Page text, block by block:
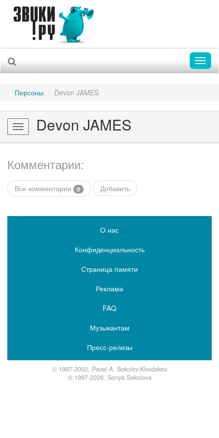
Персоны Devon JAMES
Toggle
navigation
Devon JAMES
Комментарии:
Все комментарии 0 Добавить
О нас
Конфиденциальность
Страница памяти
Реклама
FAQ
Музыкантам
Пресс-релизы
© 1997-2002, Pavel A. Sokolov-Khodakov
© 1997-2026, Sonya Sokolova